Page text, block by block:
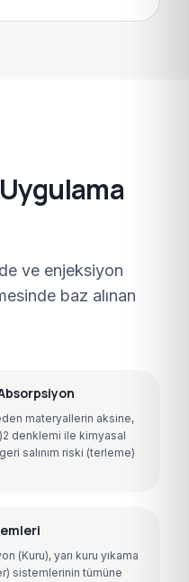
ve enjeksiyon
baz alınan
materyallerin aksine,
denklemi ile kimyasal
salınım riski (terleme)
(Kuru), yarı kuru yıkama
sistemlerinin tümüne